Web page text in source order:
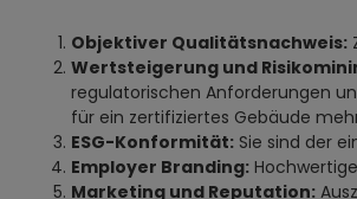
Objektiver Qualitätsnachweis:
Wertsteigerung und
regulatorischen Anforderungen
für ein zertifiziertes Gebäude
ESG-Konformität: Sie sind der
Employer Branding:
Marketing und Reputation: